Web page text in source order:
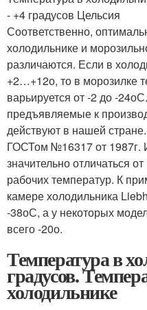
- +4 градусов Цельсия
Соответственно,
холодильнике и
различаются. Если в
+2…+12о, то в морозилке
варьируется от -2 до -
предъявляемые к
действуют в нашей
ГОСТом №16317 от 1987г.
значительно отличаться
рабочих температур. К
камере холодильника
-38оС, а у некоторых
всего -20о.
Температура в
градусов.
холодильнике